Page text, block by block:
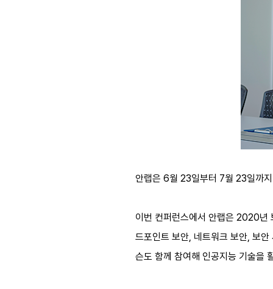
안랩은 6월 23일부터 7월 23일까
이번 컨퍼런스에서 안랩은 2020년
드포인트 보안, 네트워크 보안, 보
슨도 함께 참여해 인공지능 기술을